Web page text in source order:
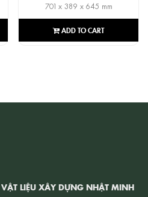
701 x 389 x 645 mm
ADD TO CART
LIỆU XÂY DỰNG NHẬT MINH